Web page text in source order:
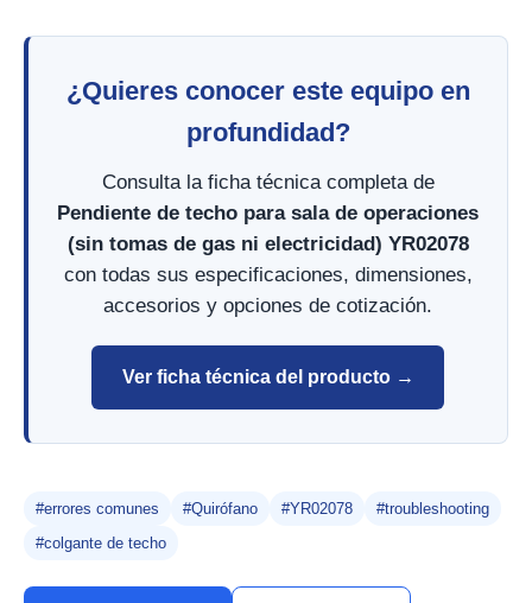
¿Quieres conocer este equipo en
profundidad?
Consulta la ficha técnica completa de
Pendiente de techo para sala de operaciones
(sin tomas de gas ni electricidad) YR02078
con todas sus especificaciones, dimensiones,
accesorios y opciones de cotización.
Ver ficha técnica del producto →
#errores comunes #Quirófano #YR02078
#troubleshooting
#colgante de techo